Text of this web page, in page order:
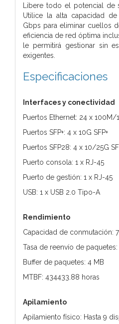
Libere todo el potencial de
Utilice la alta capacidad
Gbps para eliminar cuellos
eficiencia de red óptima
le permitirá gestionar sin
exigentes.
Especificaciones
Interfaces y conectividad
Puertos Ethernet: 24 x
Puertos SFP+: 4 x 10G SFP+
Puertos SFP28: 4 x 10/25G
Puerto consola: 1 x RJ-45
Puerto de gestión: 1 x RJ-45
USB: 1 x USB 2.0 Tipo-A
Rendimiento
Capacidad de conmutación:
Tasa de reenvío de
Buffer de paquetes: 4 MB
MTBF: 434433.88 horas
Apilamiento
Apilamiento físico: Hasta 9